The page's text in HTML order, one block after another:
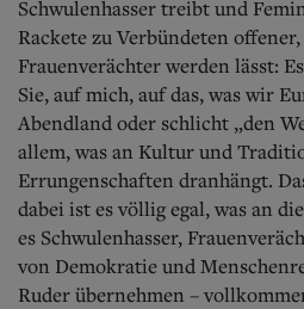
Schwulenhasser treibt und
Rackete zu Verbündeten
Frauenverächter werden lässt:
Sie, auf mich, auf das, was wir
Abendland oder schlicht „den
allem, was an Kultur und
Errungenschaften dranhängt.
dabei ist es völlig egal, was an
es Schwulenhasser,
von Demokratie und
Ruder übernehmen –